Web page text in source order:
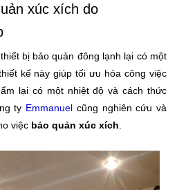
xúc xích do
bị bảo quản đông lạnh lại có một
kế này giúp tối ưu hóa công việc
lại có một nhiệt độ và cách thức
ty Emmanuel cũng nghiên cứu và
việc bảo quản xúc xích